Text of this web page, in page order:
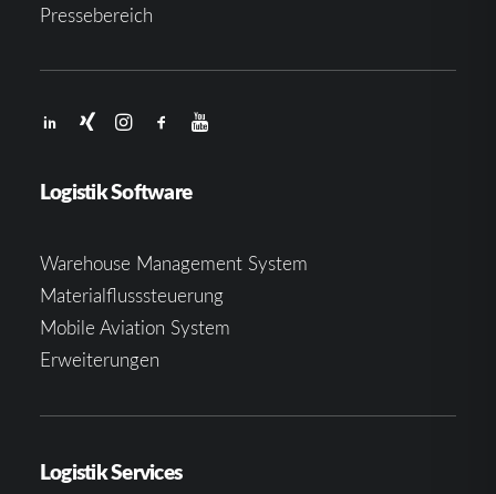
Pressebereich
Logistik Software
Warehouse Management System
Materialflusssteuerung
Mobile Aviation System
Erweiterungen
Logistik Services